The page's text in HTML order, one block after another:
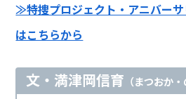
≫特捜プロジェクト・アニバー
はこちらから
文・満津岡信育 （まつおか・